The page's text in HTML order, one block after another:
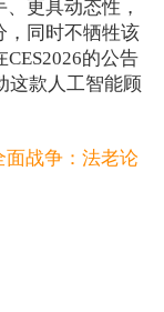
更具动态性，
，同时不牺牲该
的公告
这款人工智能顾
面战争：法老论